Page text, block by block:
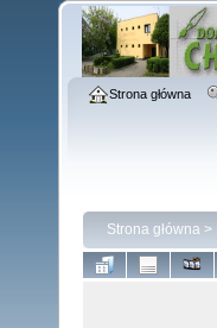
Strona główna
Strona główna >